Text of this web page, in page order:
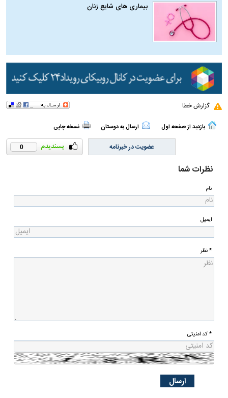
بیماری‌ های شایع زنان
گزارش خطا
بازدید از صفحه اول ارسال به دوستان نسخه چاپی
0 عضویت در خبرنامه
نظرات شما
نام
ایمیل
* نظر
* کد امنیتی